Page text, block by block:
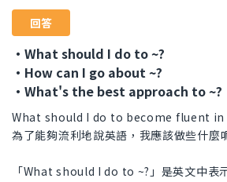
回答
・What should I do to ~?
・How can I go about ~?
・What's the best approach to ~?
What should I do to become fluent in
為了能夠流利地說英語，我應該做些什麼
「What should I do to ~?」是英文中表